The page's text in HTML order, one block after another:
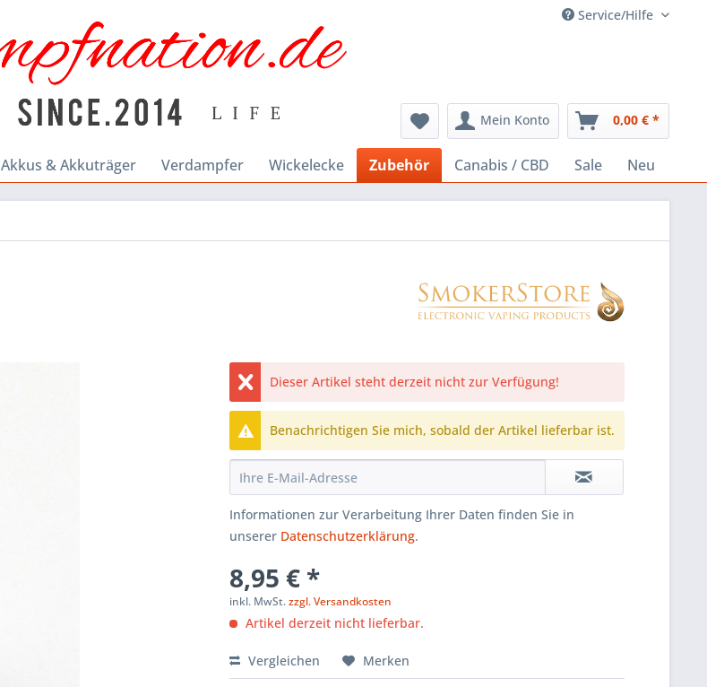
Service/Hilfe
Mein Konto 0,00 € *
Akkus & Akkuträger Verdampfer Wickelecke Zubehör Canabis / CBD Sale Neu
Dieser Artikel steht derzeit nicht zur Verfügung!
Benachrichtigen Sie mich, sobald der Artikel lieferbar ist.
Informationen zur Verarbeitung Ihrer Daten finden Sie in
unserer Datenschutzerklärung.
8,95 € *
inkl. MwSt.zzgl. Versandkosten
Artikel derzeit nicht lieferbar.
Vergleichen Merken